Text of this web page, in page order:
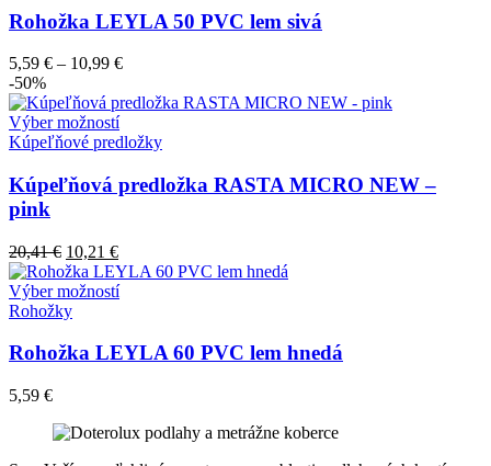
stránke
produktu.
viacero
variantov.
Možnosti
môžete
vybrať
na
stránke
produktu.
Rohožka LEYLA 50 PVC lem sivá
5,59 € – 10,99 €
-50%
Výber možnostíTento
produkt
viacero
variantov.
vybrať
na
Kúpeľňové predložky
Kúpeľňová predložka RASTA MICRO NEW –
pink
20,41€ Pôvodná
cena
bola:
20,41 €.
10,21 €Aktuálna
cena
je:
Výber možnostíTento
viacero
môžete
vybrať
Rohožky
Rohožka LEYLA 60 PVC lem hnedá
5,59 €